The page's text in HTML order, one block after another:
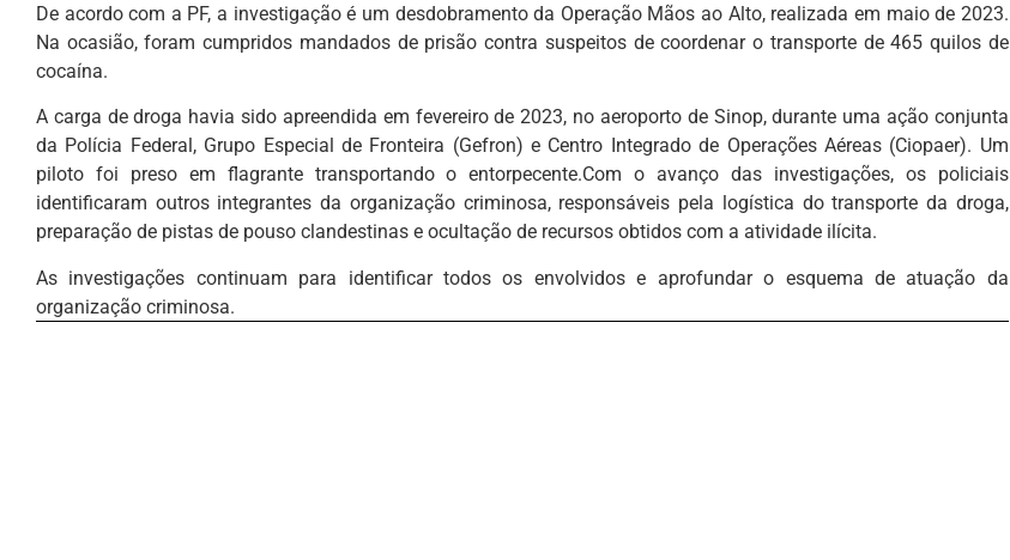
De acordo com a PF, a investigação é um desdobramento da Operação Mãos ao Alto, realizada em maio de 2023.
Na ocasião, foram cumpridos mandados de prisão contra suspeitos de coordenar o transporte de 465 quilos de
cocaína.
A carga de droga havia sido apreendida em fevereiro de 2023, no aeroporto de Sinop, durante uma ação conjunta
da Polícia Federal, Grupo Especial de Fronteira (Gefron) e Centro Integrado de Operações Aéreas (Ciopaer). Um
piloto foi preso em flagrante transportando o entorpecente.Com o avanço das investigações, os policiais
identificaram outros integrantes da organização criminosa, responsáveis pela logística do transporte da droga,
preparação de pistas de pouso clandestinas e ocultação de recursos obtidos com a atividade ilícita.
As investigações continuam para identificar todos os envolvidos e aprofundar o esquema de atuação da
organização criminosa.